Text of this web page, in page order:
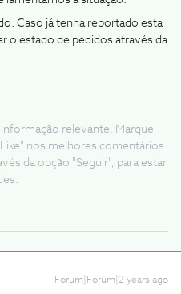
Caso já tenha reportado esta
o estado de pedidos através da
relevante. Marque
nos melhores comentários.
da opção "Seguir", para estar
Forum|Forum|2 years ago